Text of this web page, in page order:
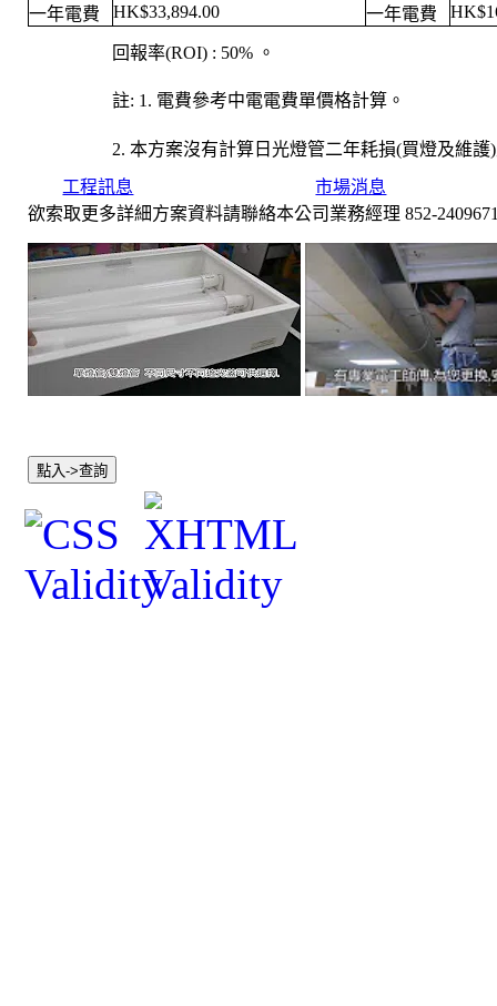
一年電費
HK$33,894.00 一年電費
回報率(ROI) : 50% 。
註: 1. 電費參考中電電費單價格計算。
2. 本方案沒有計算日光燈管二年耗損(買燈及維護
工程訊息
市場消息
欲索取更多詳細方案資料請聯絡本公司業務經理852-
點入->查詢